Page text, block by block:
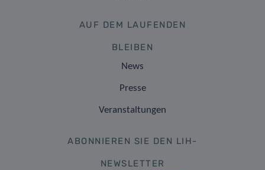
AUF DEM LAUFENDEN
BLEIBEN
News
Presse
Veranstaltungen
ABONNIEREN SIE DEN LIH-
NEWSLETTER